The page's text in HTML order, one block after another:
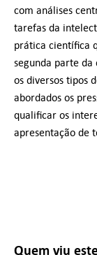
com análises
tarefas da
prática científica
segunda parte
os diversos tipos
abordados os
qualificar os
apresentação de
Quem viu